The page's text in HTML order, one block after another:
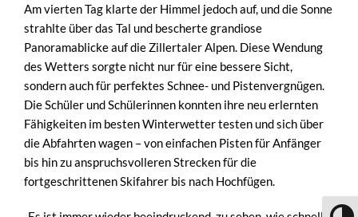
Am vierten Tag klarte der Himmel jedoch auf, und die Sonne
strahlte über das Tal und bescherte grandiose
Panoramablicke auf die Zillertaler Alpen. Diese Wendung
des Wetters sorgte nicht nur für eine bessere Sicht,
sondern auch für perfektes Schnee- und Pistenvergnügen.
Die Schüler und Schülerinnen konnten ihre neu erlernten
Fähigkeiten im besten Winterwetter testen und sich über
die Abfahrten wagen – von einfachen Pisten für Anfänger
bis hin zu anspruchsvolleren Strecken für die
fortgeschrittenen Skifahrer bis nach Hochfügen.